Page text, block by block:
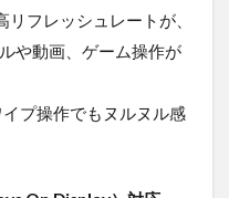
フレッシュレートが、
や動画、ゲーム操作が
プ操作でもヌルヌル感